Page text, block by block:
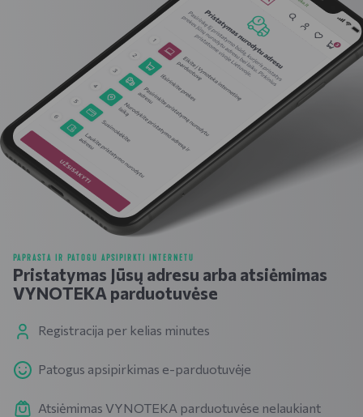
PAPRASTA IR PATOGU APSIPIRKTI INTERNETU
Pristatymas Jūsų adresu arba atsiėmimas
VYNOTEKA parduotuvėse
Registracija per kelias minutes
Patogus apsipirkimas e-parduotuvėje
Atsiėmimas VYNOTEKA parduotuvėse nelaukiant